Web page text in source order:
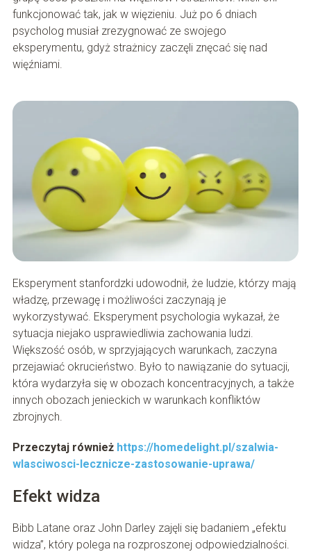
funkcjonować tak, jak w więzieniu. Już po 6 dniach
psycholog musiał zrezygnować ze swojego
eksperymentu, gdyż strażnicy zaczęli znęcać się nad
więźniami.
Eksperyment stanfordzki udowodnił, że ludzie, którzy mają
władzę, przewagę i możliwości zaczynają je
wykorzystywać. Eksperyment psychologia wykazał, że
sytuacja niejako usprawiedliwia zachowania ludzi.
Większość osób, w sprzyjających warunkach, zaczyna
przejawiać okrucieństwo. Było to nawiązanie do sytuacji,
która wydarzyła się w obozach koncentracyjnych, a także
innych obozach jenieckich w warunkach konfliktów
zbrojnych.
Przeczytaj również https://homedelight.pl/szalwia-
wlasciwosci-lecznicze-zastosowanie-uprawa/
Efekt widza
Bibb Latane oraz John Darley zajęli się badaniem „efektu
widza”, który polega na rozproszonej odpowiedzialności.